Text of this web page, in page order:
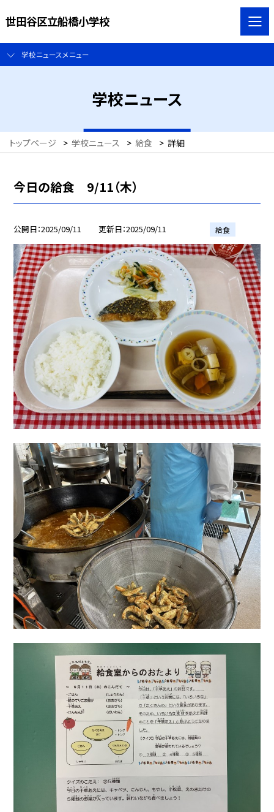
世田谷区立船橋小学校
学校ニュースメニュー
学校ニュース
トップページ > 学校ニュース > 給食 > 詳細
今日の給食 9/11（木）
公開日 2025/09/11 更新日 2025/09/11 給食